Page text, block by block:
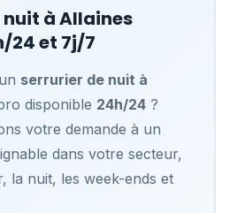
nuit àAllaines
24 et 7j/7
serrurier de nuit à
disponible 24h/24?
votre demande à un
dans votre secteur,
la nuit, les week-ends et